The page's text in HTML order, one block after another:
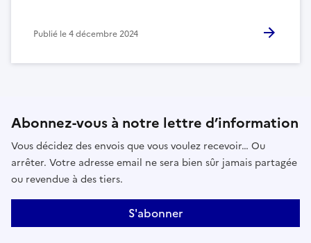
Publié le4 décembre 2024
Abonnez-vous à notre lettre d’information
Vous décidez des envois que vous voulez recevoir… Ou
arrêter. Votre adresse email ne sera bien sûr jamais partagée
ou revendue à des tiers.
S'abonner